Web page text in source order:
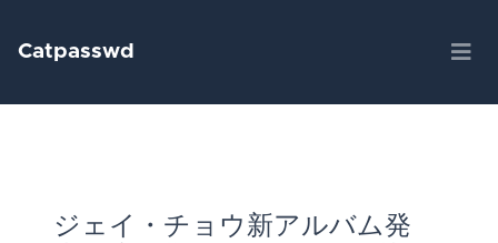
Catpasswd
ジェイ・チョウ新アルバム発